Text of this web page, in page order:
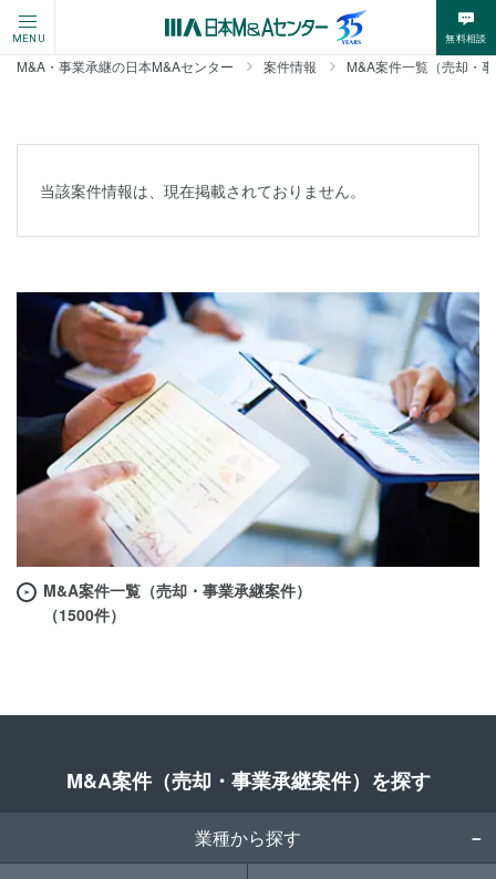
MENU 無料相談
M&A・事業承継の日本M&Aセンター 案件情報 M&A案件一覧（売却・
当該案件情報は、現在掲載されておりません。
M&A案件一覧（売却・事業承継案件）
（1500件）
M&A案件（売却・事業承継案件）を探す
業種から探す